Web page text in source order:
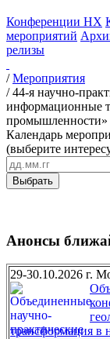
Конференции НХ
мероприятий
релизы
/Мероприятия
/44-я научно-
информационные
промышленности»
Календарь
(выберите
Анонсы
29-30.10.2026 г.
трансформация в